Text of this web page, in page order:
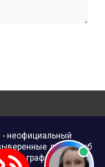
неофициальный
данные об
графики работы,